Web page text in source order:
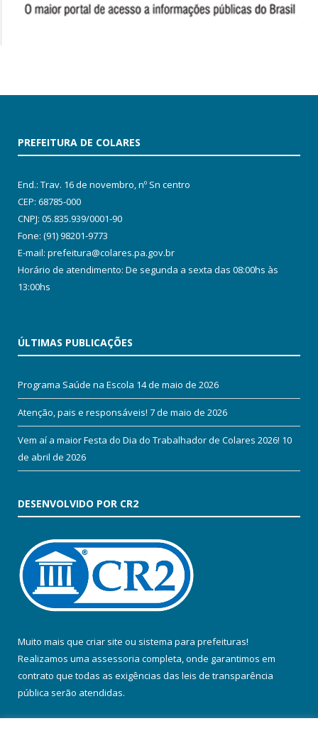
PREFEITURA DE COLARES
End.: Trav. 16 de novembro, nº Sn centro
CEP: 68785-000
CNPJ: 05.835.939/0001-90
Fone: (91) 98201-9773
E-mail: prefeitura@colares.pa.gov.br
Horário de atendimento: De segunda a sexta das 08:00hs às
13:00hs
ÚLTIMAS PUBLICAÇÕES
Programa Saúde na Escola 14 de maio de 2026
Atenção, pais e responsáveis! 7 de maio de 2026
Vem aí a maior Festa do Dia do Trabalhador de Colares 2026! 10
de abril de 2026
DESENVOLVIDO POR CR2
Muito mais que criar site ou sistema para prefeituras!
Realizamos uma assessoria completa, onde garantimos em
contrato que todas as exigências das leis de transparência
pública serão atendidas.